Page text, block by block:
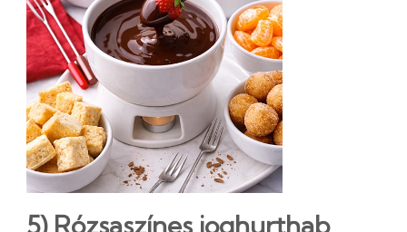
5) Rózsaszínes joghurthab